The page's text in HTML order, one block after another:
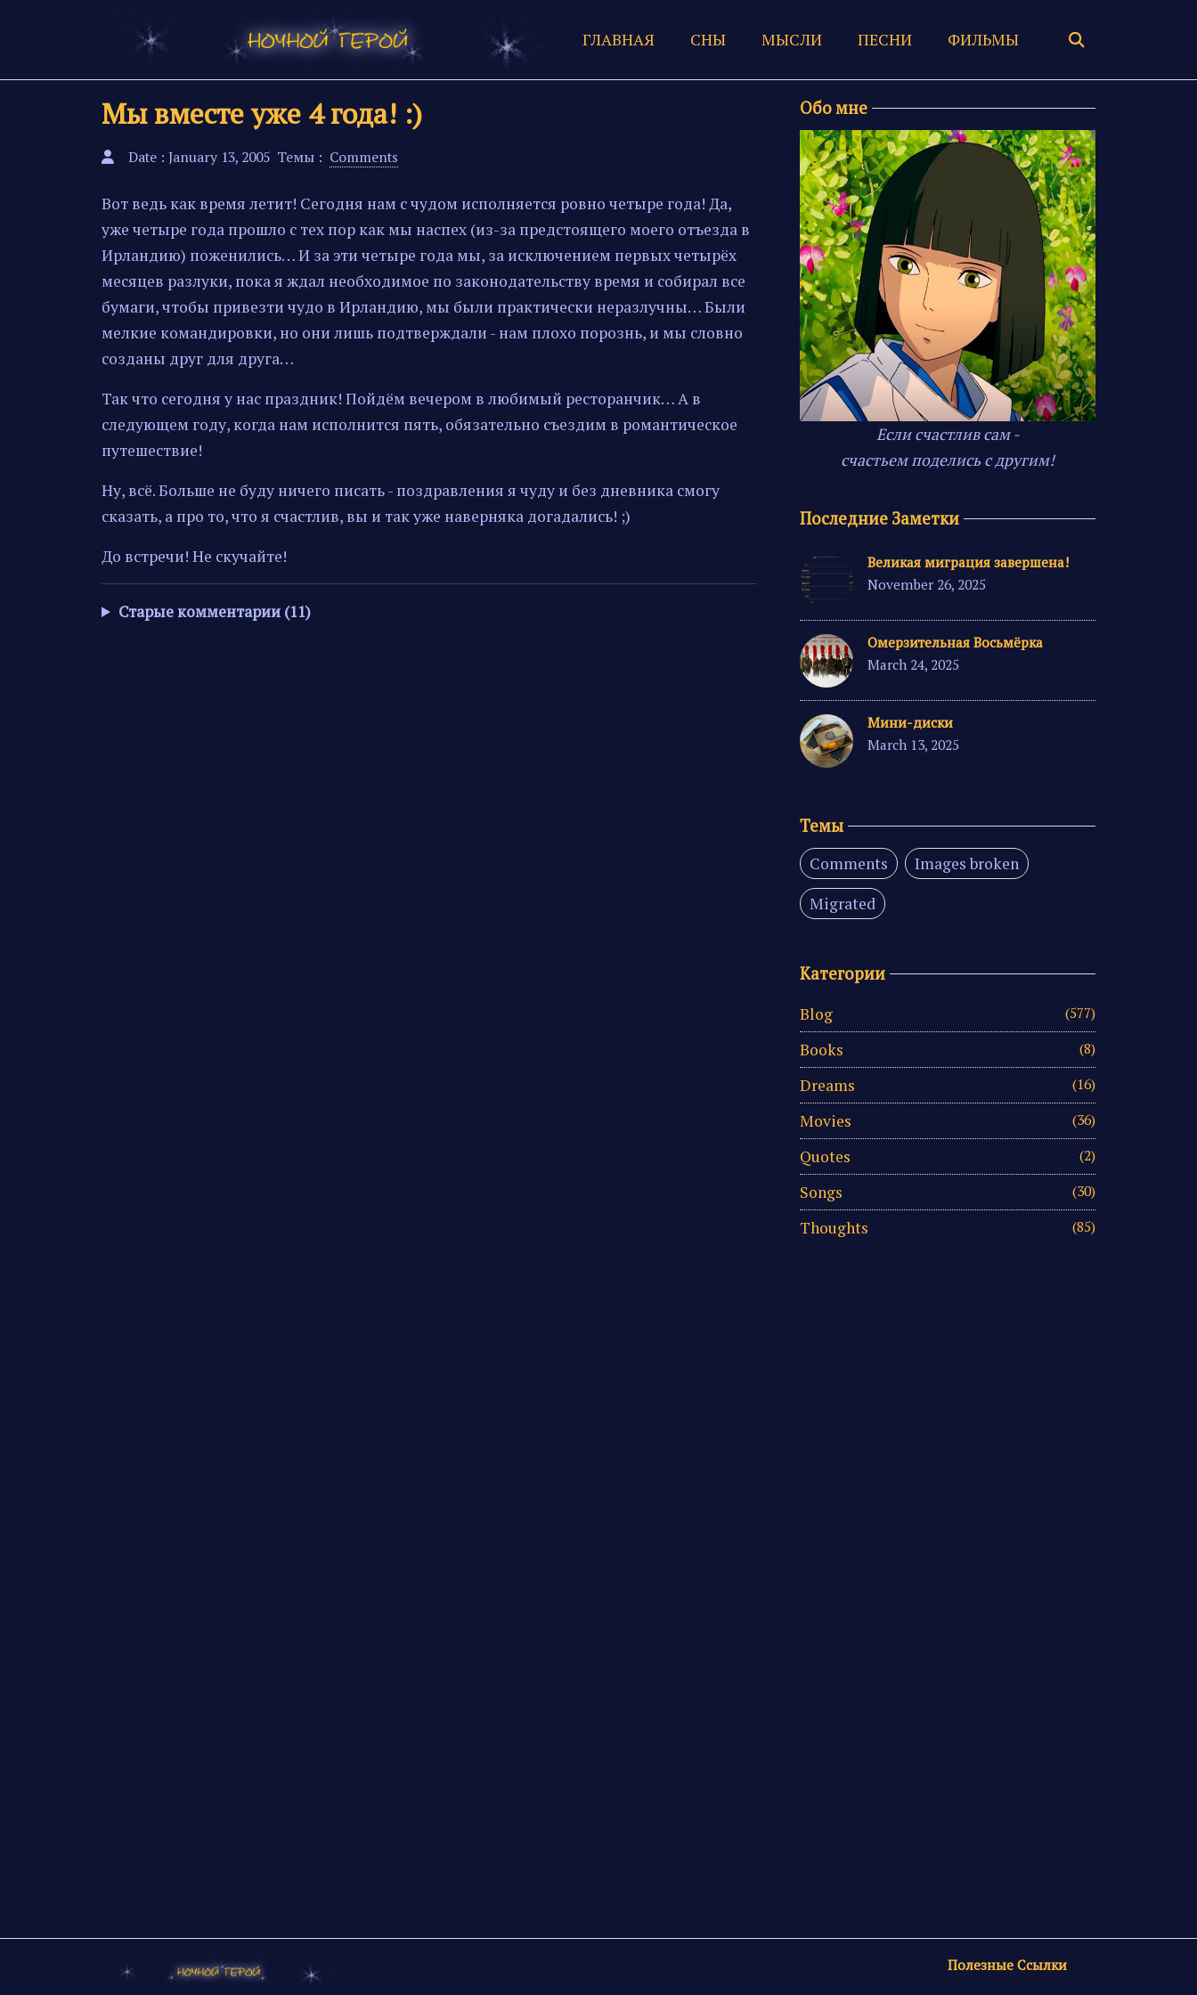
ГЛАВНАЯ СНЫ МЫСЛИ ПЕСНИ ФИЛЬМЫ
Мы вместе уже 4 года! :)
Date : January 13, 2005 Темы : Comments
Вот ведь как время летит! Сегодня нам с чудом исполняется ровно четыре года! Да,
уже четыре года прошло с тех пор как мы наспех (из-за предстоящего моего отъезда в
Ирландию) поженились… И за эти четыре года мы, за исключением первых четырёх
месяцев разлуки, пока я ждал необходимое по законодательству время и собирал все
бумаги, чтобы привезти чудо в Ирландию, мы были практически неразлучны… Были
мелкие командировки, но они лишь подтверждали - нам плохо порознь, и мы словно
созданы друг для друга…
Так что сегодня у нас праздник! Пойдём вечером в любимый ресторанчик… А в
следующем году, когда нам исполнится пять, обязательно съездим в романтическое
путешествие!
Ну, всё. Больше не буду ничего писать - поздравления я чуду и без дневника смогу
сказать, а про то, что я счастлив, вы и так уже наверняка догадались! ;)
До встречи! Не скучайте!
Старые комментарии (11)
Обо мне
Если счастлив сам -
счастьем поделись с другим!
Последние Заметки
Великая миграция завершена!
November 26, 2025
Омерзительная Восьмёрка
March 24, 2025
Мини-диски
March 13, 2025
Темы
Comments
Images broken
Migrated
Категории
Blog (577)
Books (8)
Dreams (16)
Movies (36)
Quotes (2)
Songs (30)
Thoughts (85)
Полезные Ссылки